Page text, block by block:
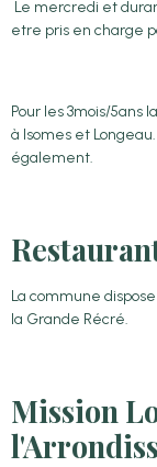
Le mercredi et
etre pris en charge
Pour les 3mois/5ans
à Isomes et
également.
La commune
la Grande Récré.
Mission